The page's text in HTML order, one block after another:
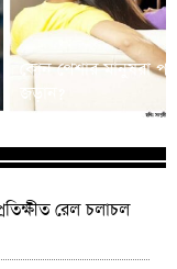
কোন পেশার মানুষরা
জড়ান?
রেল চলাচল